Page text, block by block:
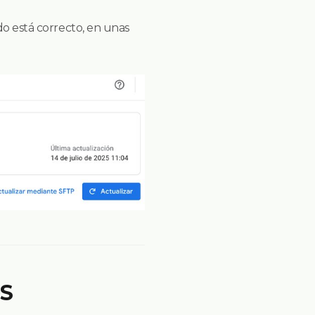
está correcto, en unas